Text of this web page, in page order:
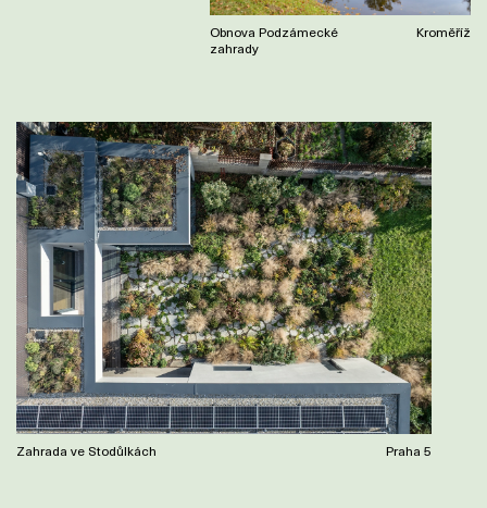
Obnova Podzámecké
zahrady
Kroměříž
Zahrada ve Stodůlkách Praha 5